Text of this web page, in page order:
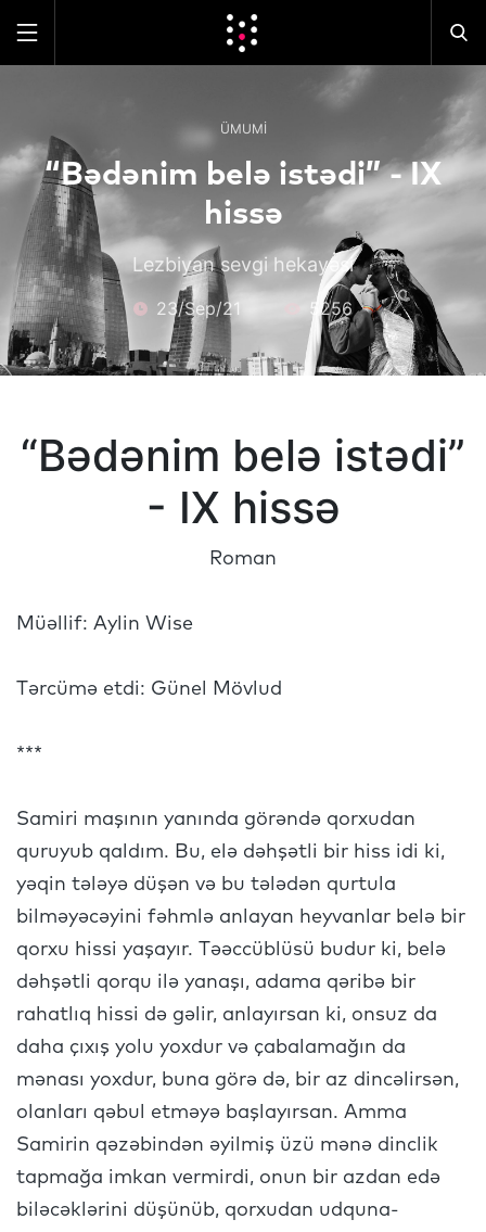
ÜMUMI
“Bədənim belə istədi” - IX
hissə
Lezbiyan sevgi hekayəsi
23/Sep/21 5256
“Bədənim belə istədi”
- IX hissə
Roman
Müəllif: Aylin Wise
Tərcümə etdi: Günel Mövlud
***
Samiri maşının yanında görəndə qorxudan
quruyub qaldım. Bu, elə dəhşətli bir hiss idi ki,
yəqin tələyə düşən və bu tələdən qurtula
bilməyəcəyini fəhmlə anlayan heyvanlar belə bir
qorxu hissi yaşayır. Təəccüblüsü budur ki, belə
dəhşətli qorqu ilə yanaşı, adama qəribə bir
rahatlıq hissi də gəlir, anlayırsan ki, onsuz da
daha çıxış yolu yoxdur və çabalamağın da
mənası yoxdur, buna görə də, bir az dincəlirsən,
olanları qəbul etməyə başlayırsan. Amma
Samirin qəzəbindən əyilmiş üzü mənə dinclik
tapmağa imkan vermirdi, onun bir azdan edə
biləcəklərini düşünüb, qorxudan udquna-